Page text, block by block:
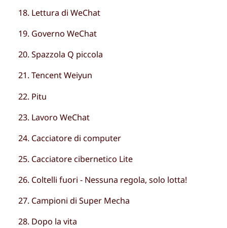
Lettura di WeChat
Governo WeChat
Spazzola Q piccola
Tencent Weiyun
Pitu
Lavoro WeChat
Cacciatore di computer
Cacciatore cibernetico Lite
Coltelli fuori - Nessuna regola, solo lotta!
Campioni di Super Mecha
Dopo la vita